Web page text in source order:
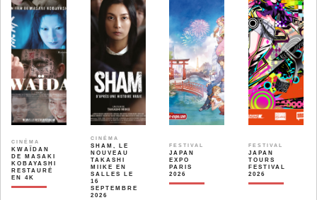
CINÉMA
KWAÏDAN
DE MASAKI
KOBAYASHI
RESTAURÉ
EN 4K
CINÉMA
SHAM, LE
NOUVEAU
TAKASHI
MIIKE EN
SALLES LE
16
SEPTEMBRE
2026
FESTIVAL
JAPAN
EXPO
PARIS
2026
FESTIVAL
JAPAN
TOURS
FESTIVAL
2026